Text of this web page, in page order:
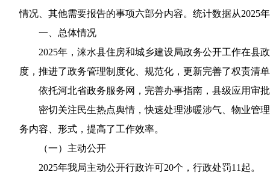
情况、其他需要报告的事项六部分内容。统计数据从2025
一、总体情况
2025年，涞水县住房和城乡建设局政务公开工作在县
度，推进了政务管理制度化、规范化，更新完善了权责清
依托河北省政务服务网，完善办事指南，县级应用审
密切关注民生热点舆情，快速处理涉暖涉气、物业管
务内容、形式，提高了工作效率。
（一）主动公开
2025年我局主动公开行政许可20个，行政处罚11起。